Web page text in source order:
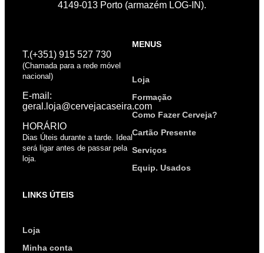
4149-013 Porto (armazém LOG-IN).
T.(+351) 915 527 730
(Chamada para a rede móvel
nacional)
E-mail:
geral.loja@cervejacaseira.com
HORÁRIO
Dias Úteis durante a tarde. Ideal
será ligar antes de passar pela
loja.
MENUS
Loja
Formação
Como Fazer Cerveja?
Cartão Presente
Serviços
Equip. Usados
LINKS ÚTEIS
Loja
Minha conta